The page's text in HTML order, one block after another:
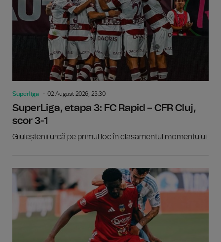
Superliga 02 August 2026, 23:30
SuperLiga, etapa 3: FC Rapid – CFR Cluj,
scor 3-1
Giuleștenii urcă pe primul loc în clasamentul momentului.